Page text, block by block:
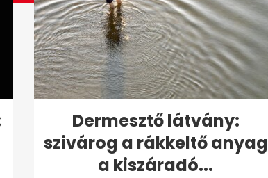
Dermesztő látvány:
szivárog a rákkeltő anyag
a kiszáradó...